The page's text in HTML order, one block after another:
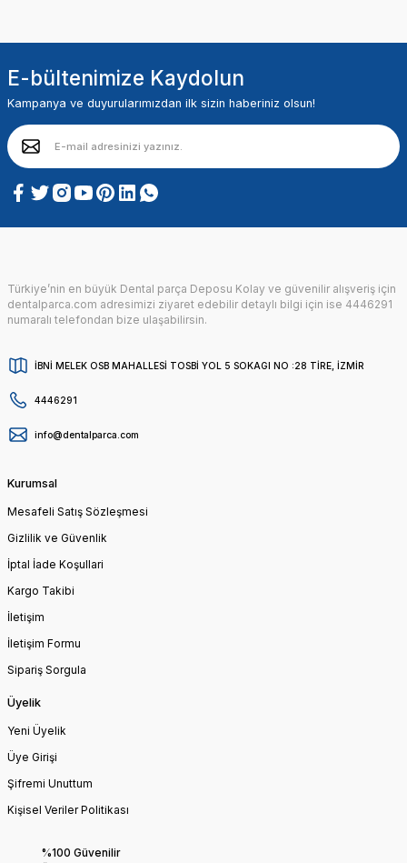
E-bültenimize Kaydolun
Kampanya ve duyurularımızdan ilk sizin haberiniz olsun!
Türkiye’nin en büyük Dental parça Deposu Kolay ve güvenilir alışveriş için
dentalparca.com adresimizi ziyaret edebilir detaylı bilgi için ise 4446291
numaralı telefondan bize ulaşabilirsin.
İBNİ MELEK OSB MAHALLESİ TOSBİ YOL 5 SOKAGI NO :28 TİRE, İZMİR
4446291
info@dentalparca.com
Kurumsal
Mesafeli Satış Sözleşmesi
Gizlilik ve Güvenlik
İptal İade Koşullari
Kargo Takibi
İletişim
İletişim Formu
Sipariş Sorgula
Üyelik
Yeni Üyelik
Üye Girişi
Şifremi Unuttum
Kişisel Veriler Politikası
%100 Güvenilir